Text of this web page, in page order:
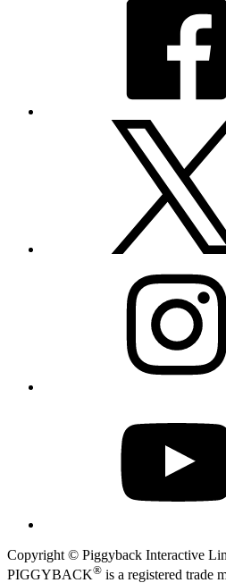
Copyright © Piggyback Interactive
PIGGYBACK® is a registered trade